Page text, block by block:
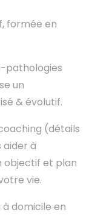
formée en
pathologies
un
& évolutif.
(détails
aider à
objectif et plan
vie.
à domicile en